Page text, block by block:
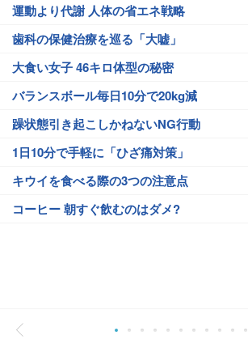
運動より代謝 人体の省エネ戦略
歯科の保健治療を巡る「大嘘」
大食い女子 46キロ体型の秘密
バランスボール毎日10分で20kg減
躁状態引き起こしかねないNG行動
1日10分で手軽に「ひざ痛対策」
キウイを食べる際の3つの注意点
コーヒー 朝すぐ飲むのはダメ?